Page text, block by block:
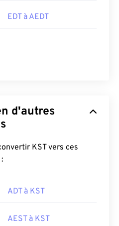
EDT à AEDT
d'autres
KST vers ces
ADT à KST
AEST à KST